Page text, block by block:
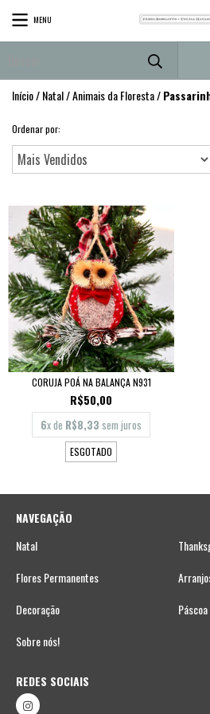
MENU
Início/Natal/Animais da Floresta/
Ordenar por:
CORUJA POÁ NA BALANÇA N931
R$50,00
6x de R$8,33 sem juros
ESGOTADO
NAVEGAÇÃO
Natal
Flores Permanentes
Decoração
Páscoa
Sobre nós!
REDES SOCIAIS